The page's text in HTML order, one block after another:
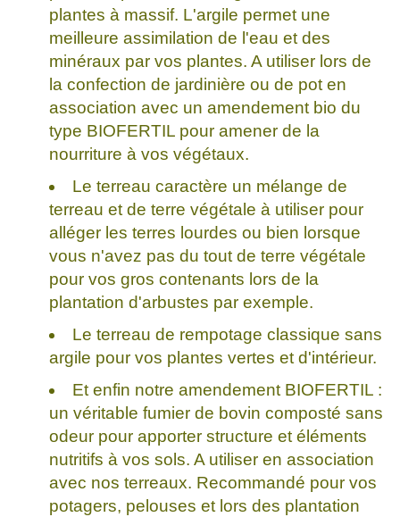
plantes à massif. L'argile permet une
meilleure assimilation de l'eau et des
minéraux par vos plantes. A utiliser lors de
la confection de jardinière ou de pot en
association avec un amendement bio du
type BIOFERTIL pour amener de la
nourriture à vos végétaux.
Le terreau caractère un mélange de
terreau et de terre végétale à utiliser pour
alléger les terres lourdes ou bien lorsque
vous n'avez pas du tout de terre végétale
pour vos gros contenants lors de la
plantation d'arbustes par exemple.
Le terreau de rempotage classique sans
argile pour vos plantes vertes et d'intérieur.
Et enfin notre amendement BIOFERTIL :
un véritable fumier de bovin composté sans
odeur pour apporter structure et éléments
nutritifs à vos sols. A utiliser en association
avec nos terreaux. Recommandé pour vos
potagers, pelouses et lors des plantation